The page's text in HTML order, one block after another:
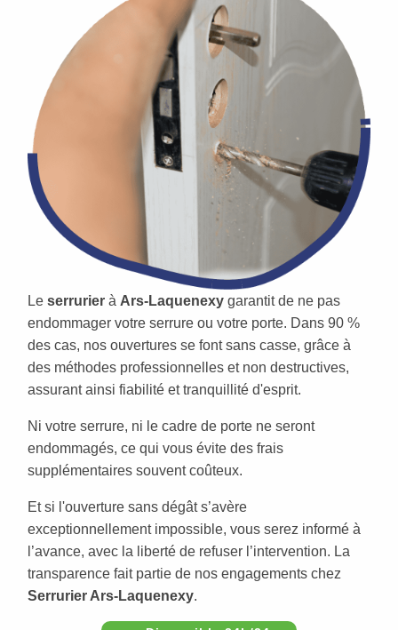
Le serrurier à Ars-Laquenexy garantit de ne pas
endommager votre serrure ou votre porte. Dans 90 %
des cas, nos ouvertures se font sans casse, grâce à
des méthodes professionnelles et non destructives,
assurant ainsi fiabilité et tranquillité d'esprit.
Ni votre serrure, ni le cadre de porte ne seront
endommagés, ce qui vous évite des frais
supplémentaires souvent coûteux.
Et si l'ouverture sans dégât s’avère
exceptionnellement impossible, vous serez informé à
l’avance, avec la liberté de refuser l’intervention. La
transparence fait partie de nos engagements chez
Serrurier Ars-Laquenexy.